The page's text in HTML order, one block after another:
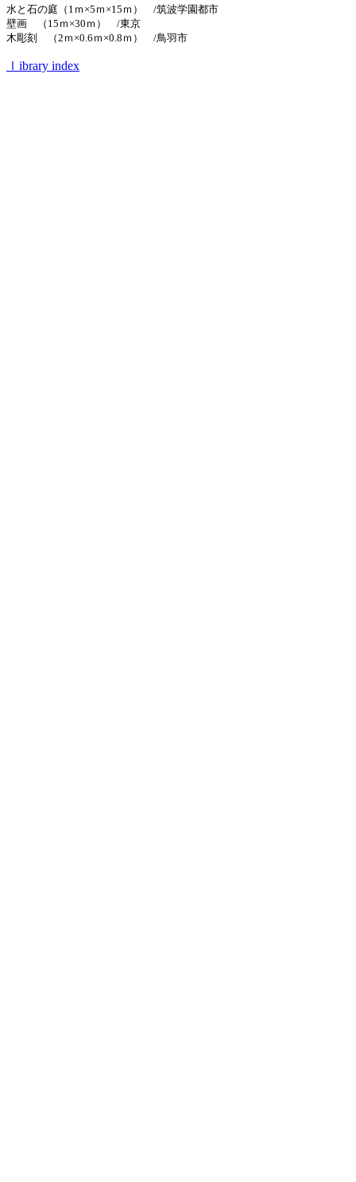
水と石の庭（1ｍ×5ｍ×15ｍ） /筑波学園都市
壁画 （15ｍ×30ｍ） /東京
木彫刻 （2ｍ×0.6ｍ×0.8ｍ） /鳥羽市
ｌibrary index